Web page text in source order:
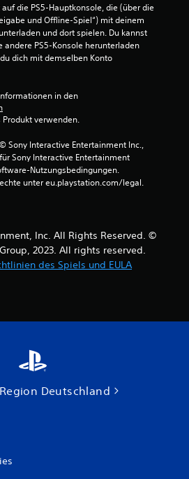
die PS5-Hauptkonsole, die (über die
und Offline-Spiel“) mit deinem
und dort spielen. Du kannst
andere PS5-Konsole herunterladen
dich mit demselben Konto
in den
Produkt verwenden.
Sony Interactive Entertainment Inc.,
Sony Interactive Entertainment
Nutzungsbedingungen.
unter eu.playstation.com/legal.
Inc. All Rights Reserved. ©
2023. All rights reserved.
des Spiels und EULA
Deutschland